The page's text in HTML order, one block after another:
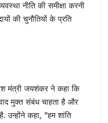
नीति की समीक्षा करनी
की चुनौतियों के प्रति
मंत्री जयशंकर ने कहा कि
मुक्त संबंध चाहता है और
उन्होंने कहा, ”हम शांति